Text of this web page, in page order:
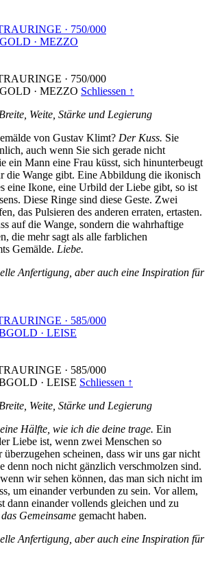
· 750/000
· MEZZO
· 750/000
· MEZZO Schliessen ↑
Weite, Stärke und Legierung
von Gustav Klimt? Der Kuss. Sie
auch wenn Sie sich gerade nicht
ein Mann eine Frau küsst, sich hinunterbeugt
die Wange gibt. Eine Abbildung die ikonisch
eine Ikone, eine Urbild der Liebe gibt, so ist
Diese Ringe sind diese Geste. Zwei
das Pulsieren des anderen erraten, ertasten.
auf die Wange, sondern die wahrhaftige
die mehr sagt als alle farblichen
Gemälde. Liebe.
Anfertigung, aber auch eine Inspiration für
· 585/000
· LEISE
· 585/000
· LEISE Schliessen ↑
Weite, Stärke und Legierung
Hälfte, wie ich die deine trage. Ein
Liebe ist, wenn zwei Menschen so
überzugehen scheinen, dass wir uns gar nicht
denn noch nicht gänzlich verschmolzen sind.
wir sehen können, das man sich nicht im
um einander verbunden zu sein. Vor allem,
dann einander vollends gleichen und zu
das Gemeinsame gemacht haben.
Anfertigung, aber auch eine Inspiration für